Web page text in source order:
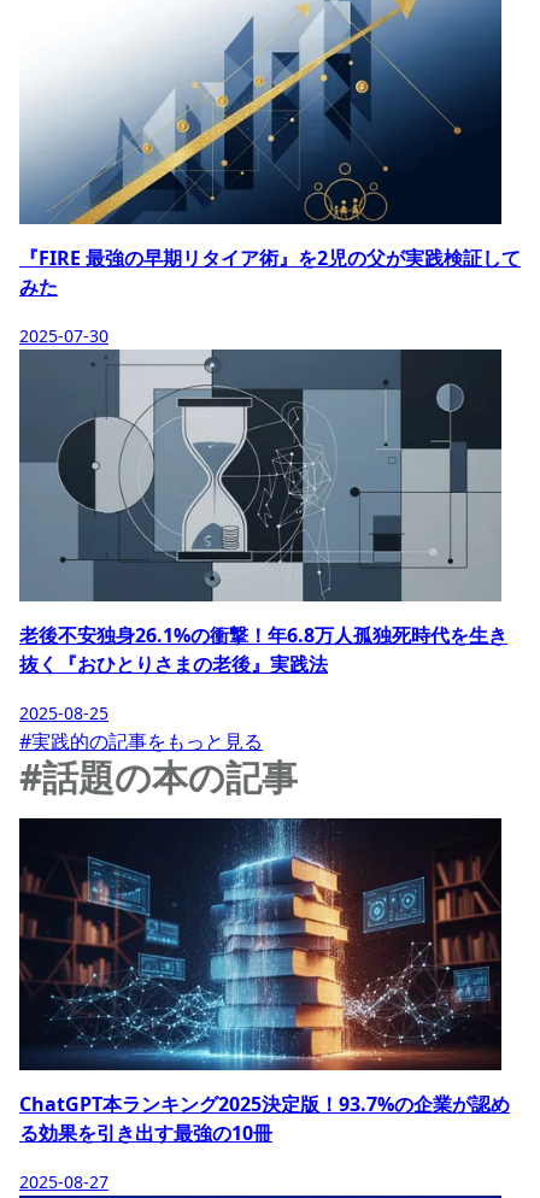
『FIRE 最強の早期リタイア術』を2児の父が実践検証して
みた
2025-07-30
老後不安独身26.1%の衝撃！年6.8万人孤独死時代を生き
抜く『おひとりさまの老後』実践法
2025-08-25
#実践的の記事をもっと見る
#話題の本の記事
ChatGPT本ランキング2025決定版！93.7%の企業が認め
る効果を引き出す最強の10冊
2025-08-27